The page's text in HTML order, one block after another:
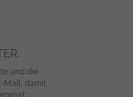
und die
Mail, damit